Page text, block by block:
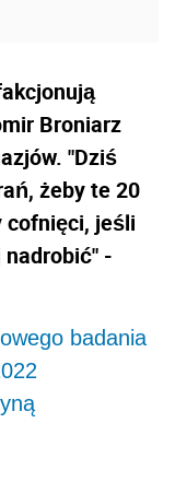
Broniarz
"Dziś
żeby te 20
cofnięci, jeśli
-
badania